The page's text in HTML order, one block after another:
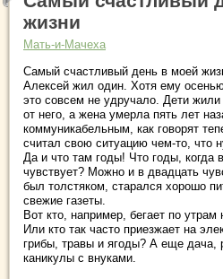
жизни
Мать-и-Мачеха
Самый счастливый день в моей
Алексей жил один. Хотя ему
это совсем не удручало. Дети
от него, а жена умерла пять лет
коммуникабельным, как говорят
считал свою ситуацию чем-то, что
Да и что там годы! Что годы, когда
чувствует? Можно и в двадцать
был толстяком, старался хорошо
свежие газеты.
Вот кто, например, бегает по утрам
Или кто так часто приезжает на
грибы, травы и ягоды? А еще дача,
каникулы с внуками.